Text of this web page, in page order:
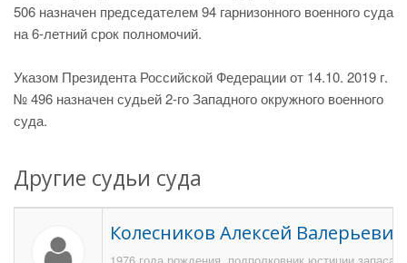
506 назначен председателем 94 гарнизонного военного суда
на 6-летний срок полномочий.
Указом Президента Российской Федерации от 14.10. 2019 г.
№ 496 назначен судьей 2-го Западного окружного военного
суда.
Другие судьи суда
Колесников Алексей Валерьевич